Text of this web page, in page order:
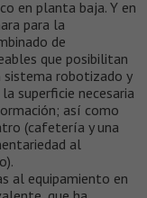
en planta baja. Y en
para la
de
que posibilitan
robotizado y
superficie necesaria
así como
(cafetería y una
al
al equipamiento en